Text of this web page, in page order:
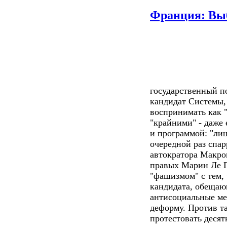
Франция:
государственный
кандидат
воспринимать как
"крайними" - даже
и программой:
очередной раз
автократора
правых Марин Ле
"фашизмом" с тем,
кандидата,
антисоциальные
деформу. Против
протестовать